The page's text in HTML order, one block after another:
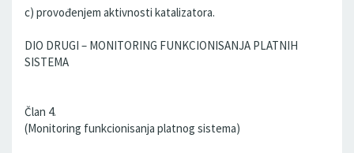
c) provođenjem aktivnosti katalizatora.
DIO DRUGI – MONITORING FUNKCIONISANJA PLATNIH
SISTEMA
Član 4.
(Monitoring funkcionisanja platnog sistema)